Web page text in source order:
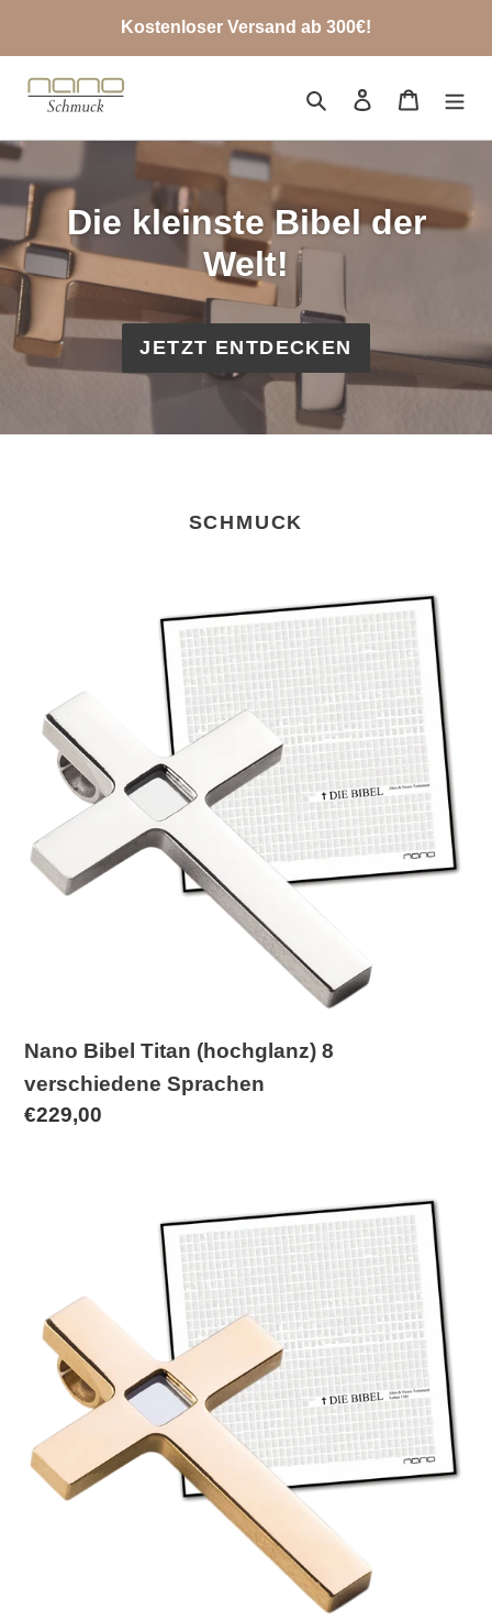
Inhalt
Kostenloser Versand ab 300€!
SuchenEinloggen
Die kleinste Bibel der
Welt!
JETZT ENTDECKEN
SCHMUCK
(hochglanz)
verschiedene
Sprachen
Nano Bibel Titan (hochglanz) 8
verschiedene Sprachen
Normaler
€229,00
(vergoldet,
hochglanz)
verschiedene
Sprachen